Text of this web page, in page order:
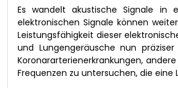
Es wandelt akustische Signale in
elektronischen Signale können
Leistungsfähigkeit dieser
und Lungengeräusche nun
Koronararterienerkrankungen,
Frequenzen zu untersuchen, die